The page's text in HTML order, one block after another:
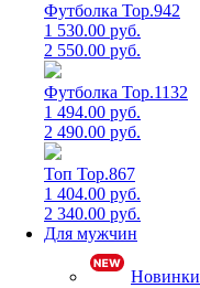
Футболка Top.942
1 530.00 руб.
2 550.00 руб.
Футболка Top.1132
1 494.00 руб.
2 490.00 руб.
Топ Top.867
1 404.00 руб.
2 340.00 руб.
Для мужчин
Новинки